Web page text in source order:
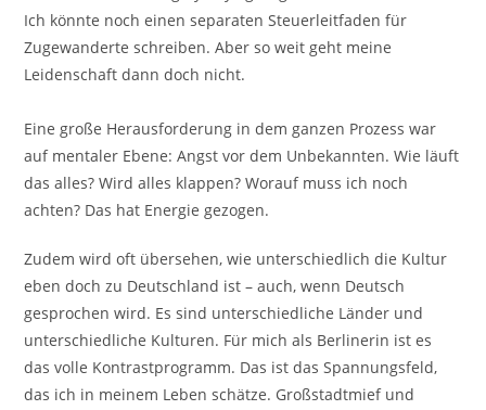
Ich könnte noch einen separaten Steuerleitfaden für
Zugewanderte schreiben. Aber so weit geht meine
Leidenschaft dann doch nicht.
Eine große Herausforderung in dem ganzen Prozess war
auf mentaler Ebene: Angst vor dem Unbekannten. Wie läuft
das alles? Wird alles klappen? Worauf muss ich noch
achten? Das hat Energie gezogen.
Zudem wird oft übersehen, wie unterschiedlich die Kultur
eben doch zu Deutschland ist – auch, wenn Deutsch
gesprochen wird. Es sind unterschiedliche Länder und
unterschiedliche Kulturen. Für mich als Berlinerin ist es
das volle Kontrastprogramm. Das ist das Spannungsfeld,
das ich in meinem Leben schätze. Großstadtmief und